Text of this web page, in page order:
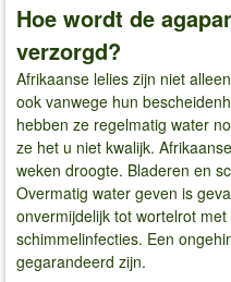
Hoe wordt de
verzorgd?
Afrikaanse lelies zijn niet
ook vanwege hun
hebben ze regelmatig water
ze het u niet kwalijk.
weken droogte. Bladeren en
Overmatig water geven is
onvermijdelijk tot wortelrot
schimmelinfecties. Een
gegarandeerd zijn.